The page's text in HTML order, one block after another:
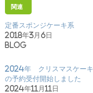
関連
定番スポンジケーキ系
2018年3月6日
Blog
2024年 クリスマスケーキ
の予約受付開始しました
2024年11月11日